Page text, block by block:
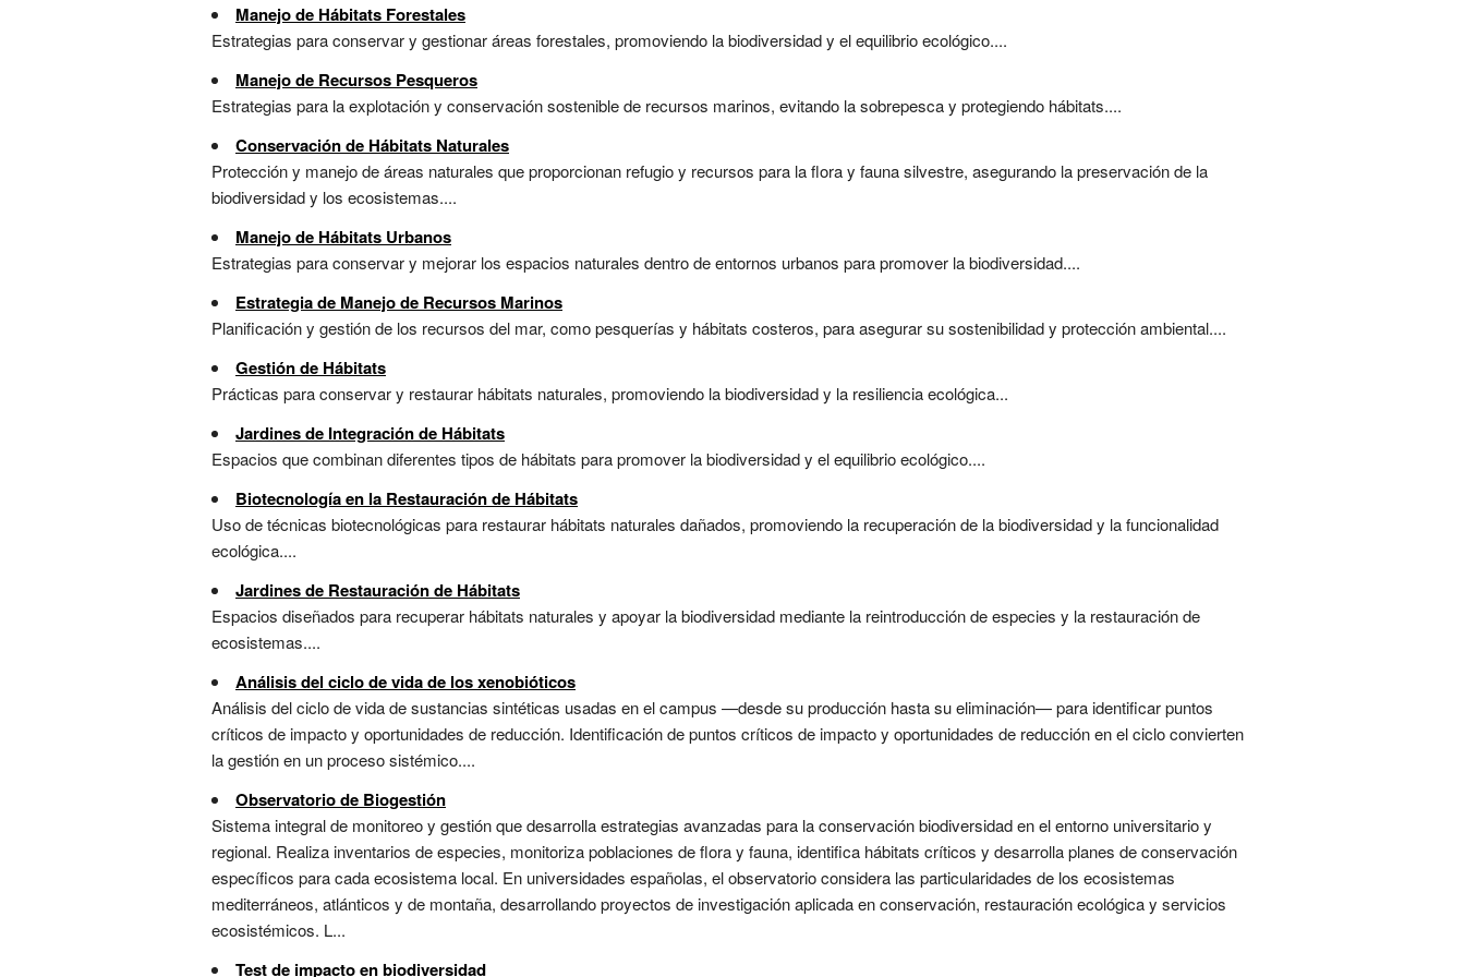
Manejo de Hábitats Forestales
Estrategias para conservar y gestionar áreas forestales, promoviendo la biodiversidad y el equilibrio ecológico....
Manejo de Recursos Pesqueros
Estrategias para la explotación y conservación sostenible de recursos marinos, evitando la sobrepesca y protegiendo hábitats....
Conservación de Hábitats Naturales
Protección y manejo de áreas naturales que proporcionan refugio y recursos para la flora y fauna silvestre, asegurando la preservación de la
biodiversidad y los ecosistemas....
Manejo de Hábitats Urbanos
Estrategias para conservar y mejorar los espacios naturales dentro de entornos urbanos para promover la biodiversidad....
Estrategia de Manejo de Recursos Marinos
Planificación y gestión de los recursos del mar, como pesquerías y hábitats costeros, para asegurar su sostenibilidad y protección ambiental....
Gestión de Hábitats
Prácticas para conservar y restaurar hábitats naturales, promoviendo la biodiversidad y la resiliencia ecológica...
Jardines de Integración de Hábitats
Espacios que combinan diferentes tipos de hábitats para promover la biodiversidad y el equilibrio ecológico....
Biotecnología en la Restauración de Hábitats
Uso de técnicas biotecnológicas para restaurar hábitats naturales dañados, promoviendo la recuperación de la biodiversidad y la funcionalidad
ecológica....
Jardines de Restauración de Hábitats
Espacios diseñados para recuperar hábitats naturales y apoyar la biodiversidad mediante la reintroducción de especies y la restauración de
ecosistemas....
Análisis del ciclo de vida de los xenobióticos
Análisis del ciclo de vida de sustancias sintéticas usadas en el campus —desde su producción hasta su eliminación— para identificar puntos
críticos de impacto y oportunidades de reducción. Identificación de puntos críticos de impacto y oportunidades de reducción en el ciclo convierten
la gestión en un proceso sistémico....
Observatorio de Biogestión
Sistema integral de monitoreo y gestión que desarrolla estrategias avanzadas para la conservación biodiversidad en el entorno universitario y
regional. Realiza inventarios de especies, monitoriza poblaciones de flora y fauna, identifica hábitats críticos y desarrolla planes de conservación
específicos para cada ecosistema local. En universidades españolas, el observatorio considera las particularidades de los ecosistemas
mediterráneos, atlánticos y de montaña, desarrollando proyectos de investigación aplicada en conservación, restauración ecológica y servicios
ecosistémicos. L...
Test de impacto en biodiversidad